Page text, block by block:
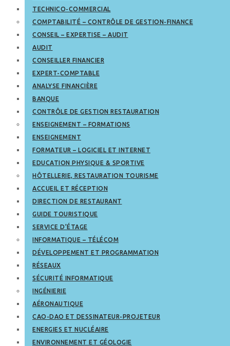
TECHNICO-COMMERCIAL
COMPTABILITÉ – CONTRÔLE DE GESTION-FINANCE
CONSEIL – EXPERTISE – AUDIT
AUDIT
CONSEILLER FINANCIER
EXPERT-COMPTABLE
ANALYSE FINANCIÈRE
BANQUE
CONTRÔLE DE GESTION RESTAURATION
ENSEIGNEMENT – FORMATIONS
ENSEIGNEMENT
FORMATEUR – LOGICIEL ET INTERNET
EDUCATION PHYSIQUE & SPORTIVE
HÔTELLERIE, RESTAURATION TOURISME
ACCUEIL ET RÉCEPTION
DIRECTION DE RESTAURANT
GUIDE TOURISTIQUE
SERVICE D’ÉTAGE
INFORMATIQUE – TÉLÉCOM
DÉVELOPPEMENT ET PROGRAMMATION
RÉSEAUX
SÉCURITÉ INFORMATIQUE
INGÉNIERIE
AÉRONAUTIQUE
CAO-DAO ET DESSINATEUR-PROJETEUR
ENERGIES ET NUCLÉAIRE
ENVIRONNEMENT ET GÉOLOGIE